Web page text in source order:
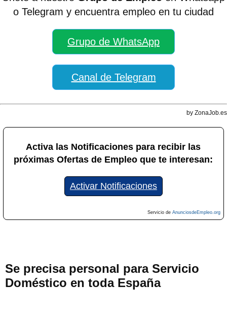
o Telegram y encuentra empleo en tu ciudad
Grupo de WhatsApp
Canal de Telegram
by ZonaJob.es
Activa las Notificaciones para recibir las
próximas Ofertas de Empleo que te interesan:
Activar Notificaciones
Servicio de AnunciosdeEmpleo.org
Se precisa personal para Servicio
Doméstico en toda España